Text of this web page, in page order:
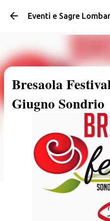
Passa ai
Bresaola
Giugno Sondrio